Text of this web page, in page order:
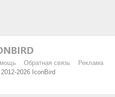
Обратная связь
Реклама
2026 IconBird